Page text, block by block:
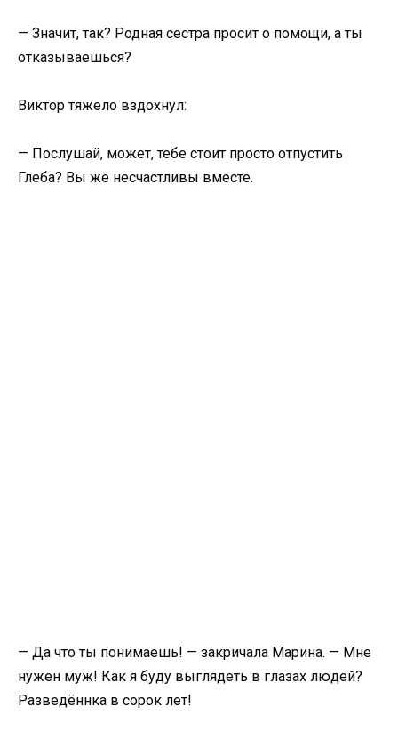
— Значит, так? Родная сестра просит о помощи, а ты
отказываешься?
Виктор тяжело вздохнул:
— Послушай, может, тебе стоит просто отпустить
Глеба? Вы же несчастливы вместе.
— Да что ты понимаешь! — закричала Марина. — Мне
нужен муж! Как я буду выглядеть в глазах людей?
Разведённка в сорок лет!